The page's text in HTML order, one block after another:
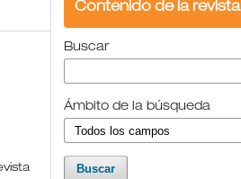
Contenido de la revista
Buscar
Ámbito de la búsqueda